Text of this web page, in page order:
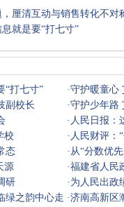
厘清互动与销售转化不对
就是要“打七寸”
“打七寸” ·守护暖童心
副校长 ·守护少年路
· 人民日报：
校 · 人民财评：
态 · 从“分数优
源 ·福建省人民
研 · 为人民出政
绿之韵中心走 ·济南高新区